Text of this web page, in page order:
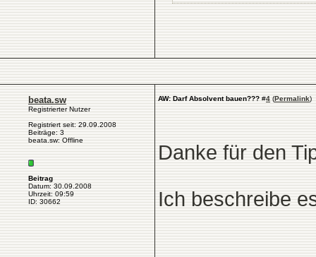
beata.sw
Registrierter Nutzer
Registriert seit: 29.09.2008
Beiträge: 3
beata.sw: Offline
Beitrag
Datum: 30.09.2008
Uhrzeit: 09:59
ID: 30662
AW: Darf Absolvent bauen??? #4 (Permalink)
Danke für den
Ich beschreibe